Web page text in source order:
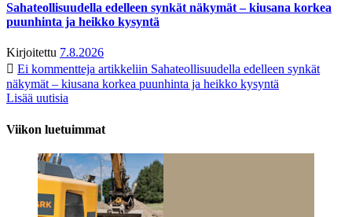
Sahateollisuudella edelleen synkät näkymät – kiusana korkea
puunhinta ja heikko kysyntä
Kirjoitettu 7.8.2026
Ei kommentteja artikkeliin Sahateollisuudella edelleen synkät
näkymät – kiusana korkea puunhinta ja heikko kysyntä
Lisää uutisia
Viikon luetuimmat